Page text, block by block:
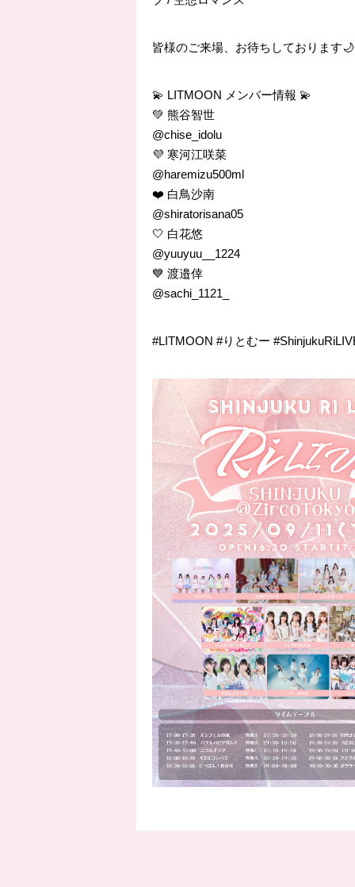
皆様のご来場、お待ちしております
💫 LITMOON メンバー情報 💫
💚 熊谷智世
@chise_idolu
💜 寒河江咲菜
@haremizu500ml
❤️ 白鳥沙南
@shiratorisana05
🤍 白花悠
@yuuyuu__1224
💙 渡邉倖
@sachi_1121_
#LITMOON #りとむー